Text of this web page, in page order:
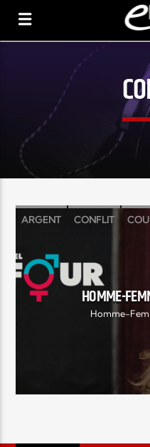
POSITIVE ET
ARGENT CONFLIT
PROBLÈME RACHEL
HOMME-
Homme-